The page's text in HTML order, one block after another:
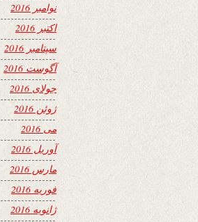
نوامبر 2016
اکتبر 2016
سپتامبر 2016
آگوست 2016
جولای 2016
ژوئن 2016
می 2016
آوریل 2016
مارس 2016
فوریه 2016
ژانویه 2016